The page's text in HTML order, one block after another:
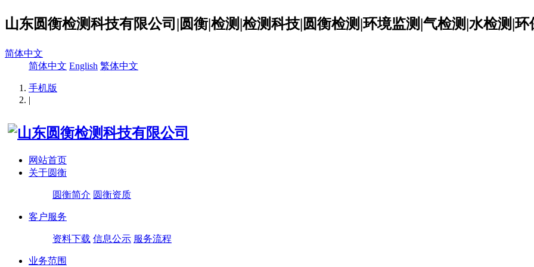
山东圆衡检测科技有限公司|圆衡|检测|检测科技|圆衡检测|环境监测|气检测|水检测|环
简体中文
简体中文 English 繁体中文
手机版
|
网站首页
关于圆衡
圆衡简介 圆衡资质
客户服务
资料下载 信息公示 服务流程
业务范围